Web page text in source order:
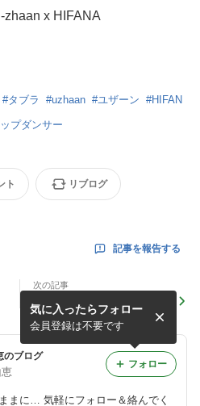
zhaan x HIFANA
#タブラ #uzhaan #ユザーン #HIFAN
プダンサー
ト リブログ
記事を報告する
次の記事
神代植物公園に咲き誇るバラ
＆母の日カード
のブログ
まに… 気軽にフォロー＆絡んでく
気に入ったらフォロー
会員登録は不要です
フォロー